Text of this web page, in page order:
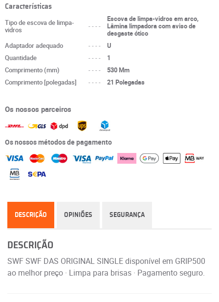
Características
Tipo de escova de limpa-
vidros
----
Escova de limpa-vidros em arco,
Lâmina limpadora com aviso de
desgaste ótico
Adaptador adequado
----
U
Quantidade
----
1
Comprimento (mm)
----
530 Mm
Comprimento [polegadas]
---- 21 Polegadas
Os nossos parceiros
Os nossos métodos de pagamento
DESCRIÇÃO OPINIÕES SEGURANÇA
DESCRIÇÃO
SWF SWF DAS ORIGINAL SINGLE disponível em GRIP500
ao melhor preço · Limpa para brisas · Pagamento seguro.